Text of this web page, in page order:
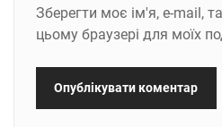
Зберегти моє ім'я, e-mail,
цьому браузері для моїх